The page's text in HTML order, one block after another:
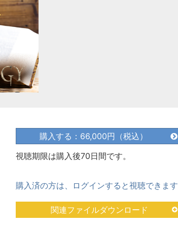
購入する：66,000円（税込）
視聴期限は購入後70日間です。
購入済の方は、ログインすると視聴できます
関連ファイルダウンロード